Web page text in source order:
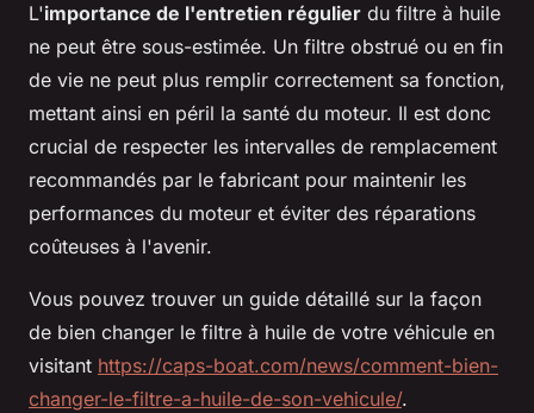
L'importance de l'entretien régulier du filtre à huile
ne peut être sous-estimée. Un filtre obstrué ou en fin
de vie ne peut plus remplir correctement sa fonction,
mettant ainsi en péril la santé du moteur. Il est donc
crucial de respecter les intervalles de remplacement
recommandés par le fabricant pour maintenir les
performances du moteur et éviter des réparations
coûteuses à l'avenir.
Vous pouvez trouver un guide détaillé sur la façon
de bien changer le filtre à huile de votre véhicule en
visitant https://caps-boat.com/news/comment-bien-
changer-le-filtre-a-huile-de-son-vehicule/.